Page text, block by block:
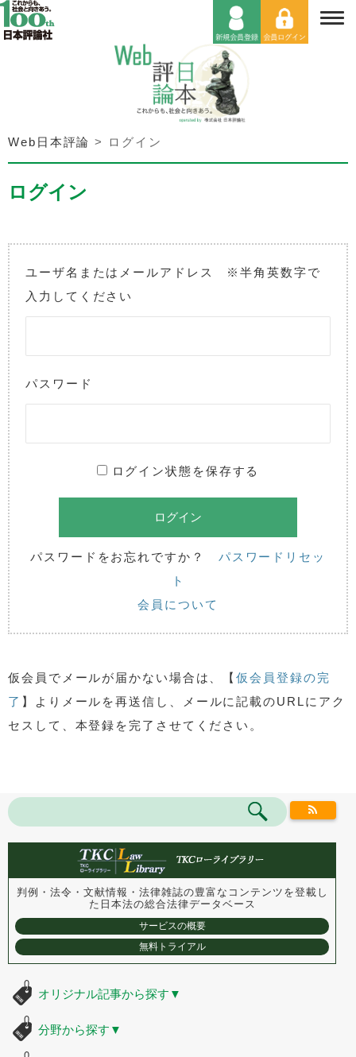
Web日本評論 > ログイン
ログイン
ユーザ名またはメールアドレス ※半角英数字で
入力してください
パスワード
ログイン状態を保存する
パスワードをお忘れですか？ パスワードリセッ
ト
会員について
仮会員でメールが届かない場合は、【仮会員登録の完
了 】よりメールを再送信し、メールに記載のURLにアク
セスして、本登録を完了させてください。
判例・法令・文献情報・法律雑誌の豊富なコンテンツを登載し
た 日本法の総合法律データベース
サービスの概要
無料トライアル
オリジナル記事から探す ▼
分野から探す ▼